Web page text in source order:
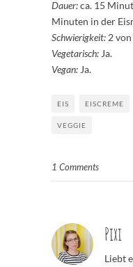
Dauer:ca. 15
Minuten in der
Schwierigkeit: 2 von
Vegetarisch: Ja.
Vegan: Ja.
EIS EISCREME
VEGGIE
1 Comments
Pixi
Liebt